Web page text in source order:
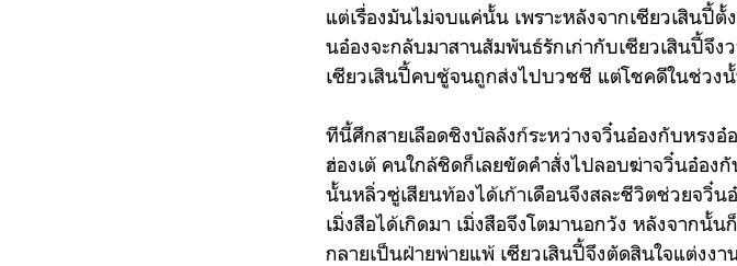
แต่เรื่องมันไม่จบแค่นั้น เพราะหลังจากเซียวเสินปี้
นอ๋องจะกลับมาสานสัมพันธ์รักเก่ากับเซียวเสินปี้จึง
เซียวเสินปี้คบชู้จนถูกส่งไปบวชชี แต่โชคดีในช่วง
ทีนี้ศึกสายเลือดชิงบัลลังก์ระหว่างจวิ๋นอ๋องกับหรง
ฮ่องเต้ คนใกล้ชิดก็เลยขัดคำสั่งไปลอบฆ่าจวิ๋นอ๋อง
นั้นหลิ่วซู่เสียนท้องได้เก้าเดือนจึงสละชีวิตช่วยจวิ๋
เมิ่งสือได้เกิดมา เมิ่งสือจึงโตมานอกวัง หลังจากนั้
กลายเป็นฝ่ายพ่ายแพ้ เซียวเสินปี้จึงตัดสินใจแต่งง